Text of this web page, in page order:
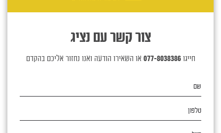
צור קשר עם נציג
חייגו077-8038386 או השאירו הודעה ואנו נחזור אליכם בהקדם